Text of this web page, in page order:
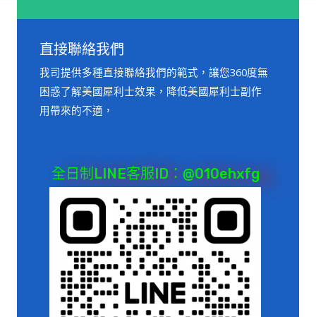
直接聯絡我們
我司提供多種直接聯絡我們的範式，讓您360度無
困惑了解美國犀利士效果，降低美國犀利士副作
用帶來的不適，
全日制LINE客服ID：@010ehxfg